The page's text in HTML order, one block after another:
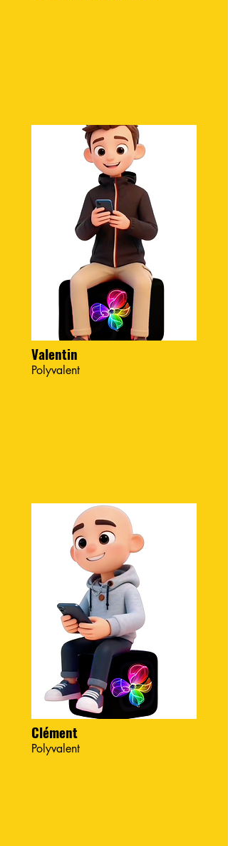
Valentin
Polyvalent
Clément
Polyvalent